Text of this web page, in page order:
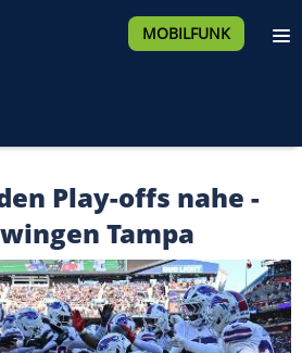
MOBILFUNK
Play-offs nahe -
Tampa